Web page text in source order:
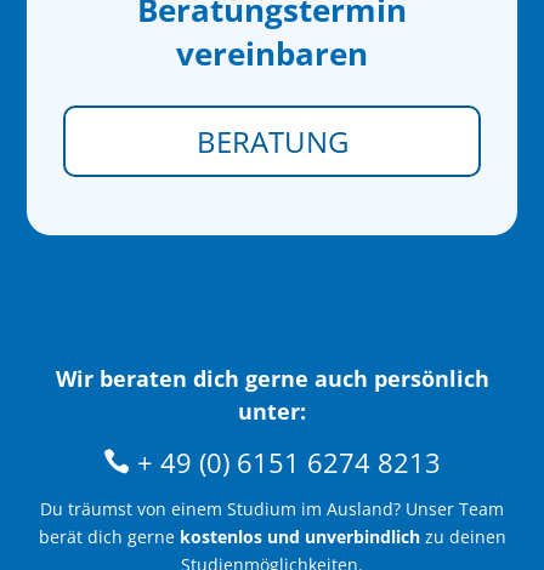
Beratungstermin
vereinbaren
BERATUNG
Wir beraten dich gerne auch persönlich
unter:
+ 49 (0) 6151 6274 8213
Du träumst von einem Studium im Ausland? Unser Team
berät dich gerne kostenlos und unverbindlichzu deinen
Studienmöglichkeiten.